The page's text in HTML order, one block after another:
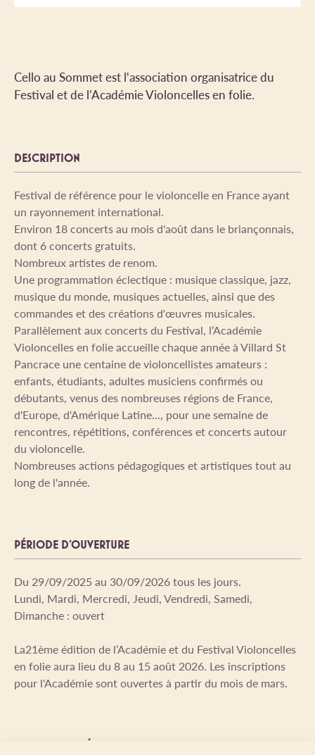
Cello au Sommet est l'association organisatrice du
Festival et de l’Académie Violoncelles en folie.
DESCRIPTION
Festival de référence pour le violoncelle en France ayant
un rayonnement international.
Environ 18 concerts au mois d'août dans le briançonnais,
dont 6 concerts gratuits.
Nombreux artistes de renom.
Une programmation éclectique : musique classique, jazz,
musique du monde, musiques actuelles, ainsi que des
commandes et des créations d'œuvres musicales.
Parallèlement aux concerts du Festival, l’Académie
Violoncelles en folie accueille chaque année à Villard St
Pancrace une centaine de violoncellistes amateurs :
enfants, étudiants, adultes musiciens confirmés ou
débutants, venus des nombreuses régions de France,
d'Europe, d'Amérique Latine..., pour une semaine de
rencontres, répétitions, conférences et concerts autour
du violoncelle.
Nombreuses actions pédagogiques et artistiques tout au
long de l'année.
PÉRIODE D'OUVERTURE
Du 29/09/2025 au 30/09/2026 tous les jours.
Lundi, Mardi, Mercredi, Jeudi, Vendredi, Samedi,
Dimanche : ouvert
La21ème édition de l’Académie et du Festival Violoncelles
en folie aura lieu du 8 au 15 août 2026. Les inscriptions
pour l'Académie sont ouvertes à partir du mois de mars.
LANGUES PARLÉES